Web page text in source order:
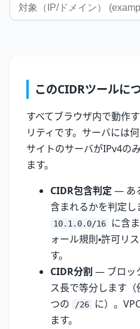
このCIDRツールに
すべてブラウザ内で動作
リティです。サーバには
サイトのサーバがIPv4の
ます。
CIDR包含判定 — あ
含まれるかを判定し
10.1.0.0/16
に含
ォール規則・許可リ
す。
CIDR分割 — ブロッ
ス長で等分します（
つの
/26
に）。
ます。